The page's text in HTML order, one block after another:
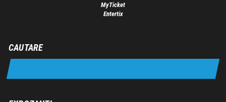
MyTicket
Entertix
CAUTARE